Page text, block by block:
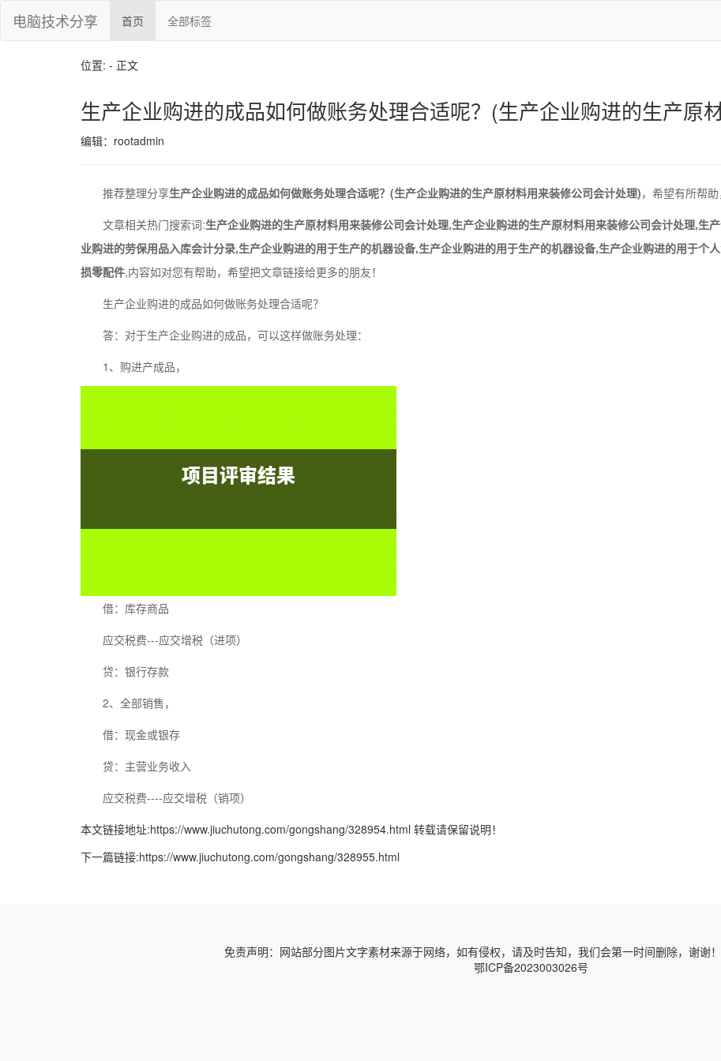
电脑技术分享 首页 全部标签
位置: - 正文
生产企业购进的成品如何做账务处理合适呢？(生产企业购进的生产原
编辑：rootadmin
推荐整理分享生产企业购进的成品如何做账务处理合适呢？(生产企业购进的生产原材料用来装修公司会计处理)，希望有所帮
文章相关热门搜索词:生产企业购进的生产原材料用来装修公司会计处理,生产企业购进的生产原材料用来装修公司会计处理,生
业购进的劳保用品入库会计分录,生产企业购进的用于生产的机器设备,生产企业购进的用于生产的机器设备,生产企业购进的用于个
损零配件,内容如对您有帮助，希望把文章链接给更多的朋友！
生产企业购进的成品如何做账务处理合适呢？
答：对于生产企业购进的成品，可以这样做账务处理：
1、购进产成品，
借：库存商品
应交税费---应交增税（进项）
贷：银行存款
2、全部销售，
借：现金或银存
贷：主营业务收入
应交税费----应交增税（销项）
本文链接地址:https://www.jiuchutong.com/gongshang/328954.html 转载请保留说明！
下一篇链接:https://www.jiuchutong.com/gongshang/328955.html
免责声明：网站部分图片文字素材来源于网络，如有侵权，请及时告知，我们会第一时间删除，谢谢
鄂ICP备2023003026号